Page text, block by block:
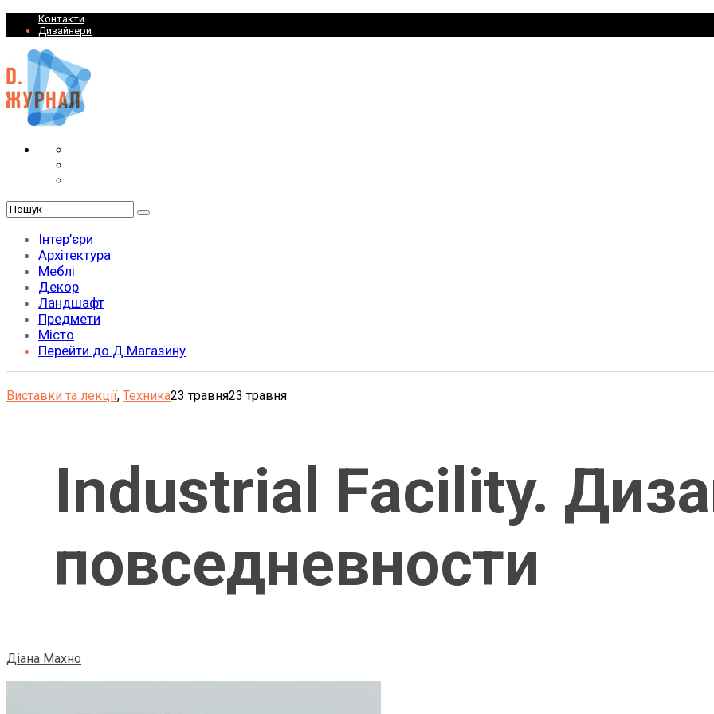
Контакти
Дизайнери
Інтер’єри
Архітектура
Меблі
Декор
Ландшафт
Предмети
Місто
Перейти до Д.Магазину
Виставки та лекції, Техника23 травня23 травня
Industrial Facility.
повседневности
Діана Махно